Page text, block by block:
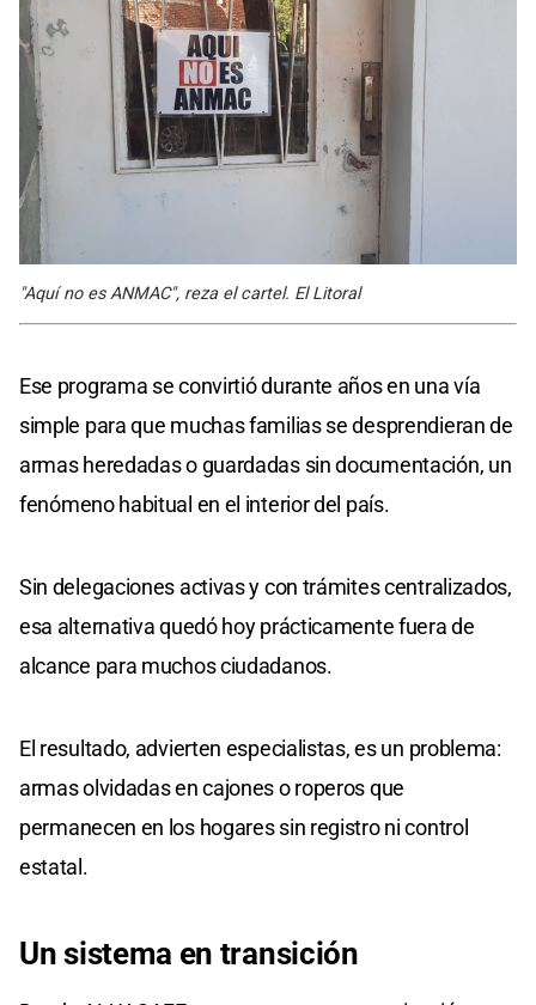
"Aquí no es ANMAC", reza el cartel. El Litoral
Ese programa se convirtió durante años en una vía
simple para que muchas familias se desprendieran de
armas heredadas o guardadas sin documentación, un
fenómeno habitual en el interior del país.
Sin delegaciones activas y con trámites centralizados,
esa alternativa quedó hoy prácticamente fuera de
alcance para muchos ciudadanos.
El resultado, advierten especialistas, es un problema:
armas olvidadas en cajones o roperos que
permanecen en los hogares sin registro ni control
estatal.
Un sistema en transición